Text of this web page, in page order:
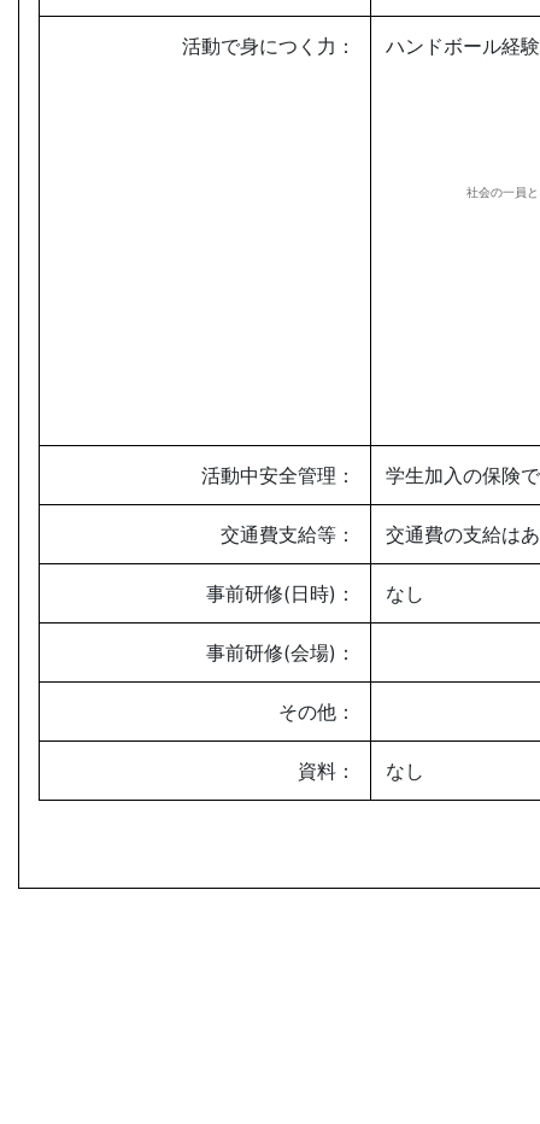
活動で身につく力： ハンドボール経
活動中安全管理： 学生加入の保険
交通費支給等： 交通費の支給は
事前研修(日時)： なし
事前研修(会場)：
その他：
資料： なし